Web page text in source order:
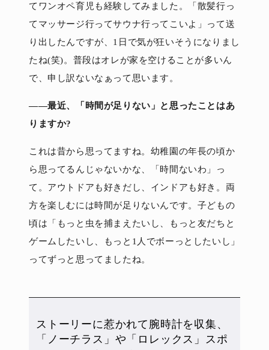
てワンオペ育児も経験してみました。「散髪行っ
てマッサージ行ってサウナ行ってこいよ」って送
り出したんですが、1日で気が狂いそうになりまし
たね(笑)。普段はオレが家を空けることが多いん
で、申し訳ないなぁって思います。
――最近、「時間が足りない」と思ったことはあ
りますか?
これは昔から思ってますね。幼稚園の年長の頃か
ら思ってるんじゃないかな、「時間ないわ」っ
て。アウトドアも好きだし、インドアも好き。両
方を楽しむには時間が足りないんです。子どもの
頃は「もっと虫を捕まえたいし、もっと友だちと
ゲームしたいし、もっと1人でボーっとしたいし」
ってずっと思ってましたね。
ストーリーに惹かれて腕時計を収集、
「ノーチラス」や「ロレックス」スポ